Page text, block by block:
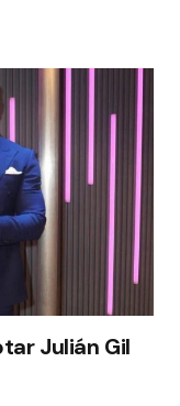
Julián Gil